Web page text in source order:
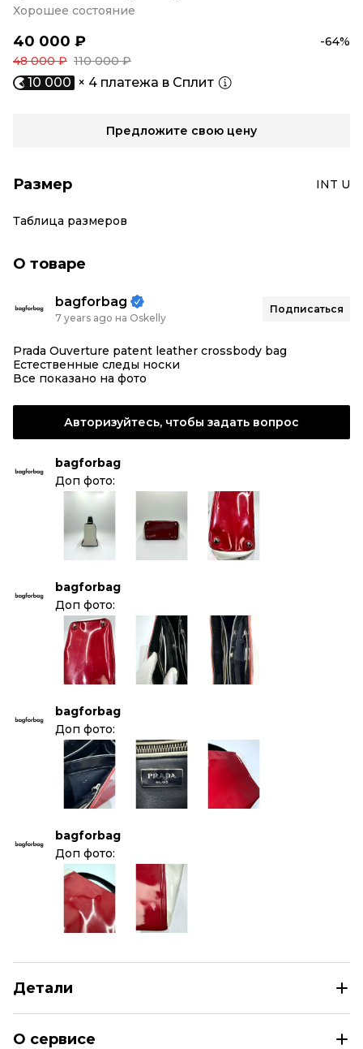
Хорошее состояние
40 000 ₽
-64%
48 000 ₽ 110 000 ₽
10 000 × 4 платежа в Сплит
Предложите свою цену
Размер INT U
Таблица размеров
О товаре
bagforbag
7 years ago на Oskelly
Подписаться
Prada Ouverture patent leather crossbody bag
Естественные следы носки
Все показано на фото
Авторизуйтесь, чтобы задать вопрос
bagforbag
Доп фото:
bagforbag
Доп фото:
bagforbag
Доп фото:
bagforbag
Доп фото:
Детали
О сервисе